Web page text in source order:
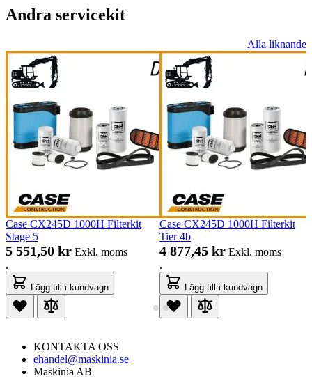
Andra servicekit
Alla liknande
Case CX245D 1000H Filterkit
Stage 5
5 551,50 kr Exkl. moms
.
Lägg till i kundvagn
Case CX245D 1000H Filterkit
Tier 4b
4 877,45 kr Exkl. moms
.
Lägg till i kundvagn
KONTAKTA OSS
ehandel@maskinia.se
Maskinia AB